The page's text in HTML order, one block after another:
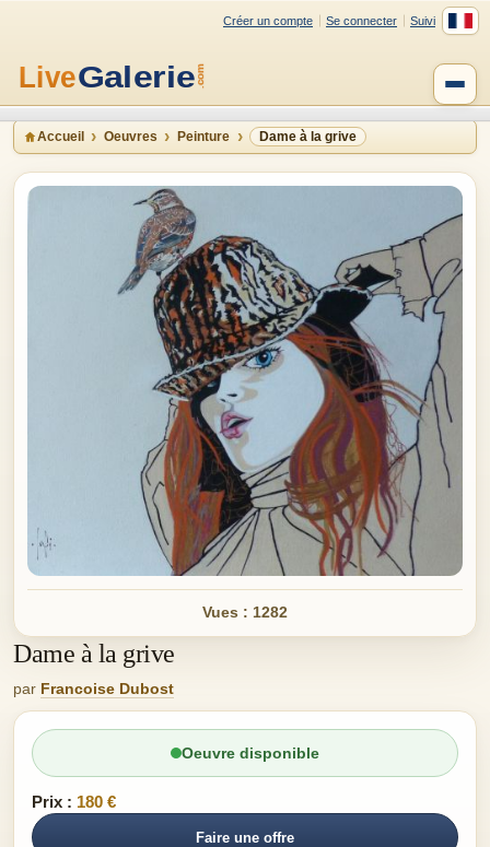
Créer un compte Se connecter Suivi
Accueil Oeuvres Peinture Dame à la grive
Vues : 1282
Dame à la grive
par Francoise Dubost
Oeuvre disponible
Prix : 180 €
Faire une offre